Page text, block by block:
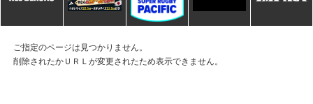
ご指定のページは見つかりません。
削除されたかＵＲＬが変更されたため表示できません。